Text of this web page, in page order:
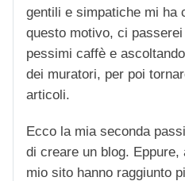
gentili e simpatiche mi ha
questo motivo, ci
pessimi caffè e
dei muratori, per poi
articoli.
Ecco la mia seconda
di creare un blog.
mio sito hanno raggiunto